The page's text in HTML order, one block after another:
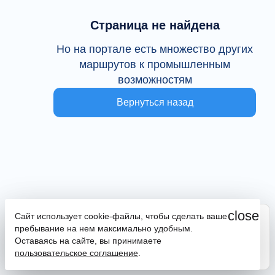
Страница не найдена
Но на портале есть множество других
маршрутов к промышленным
возможностям
Вернуться назад
close
Сайт использует cookie-файлы, чтобы сделать ваше
пребывание на нем максимально удобным.
Оставаясь на сайте, вы принимаете
пользовательское соглашение
Сайт находится в тестовой эксплуатации
В случае наличия ошибок или замечаний просим
сообщить на почтуpromportal@frpkk.ru
написать нам в чатилизаказать обратный звонок